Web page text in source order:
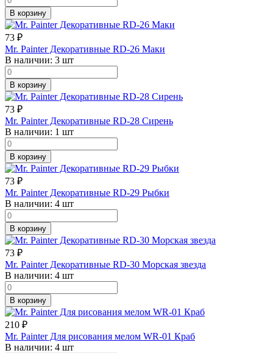
В корзину
73 ₽
Mr. Painter Декоративные RD-26 Маки
В наличии: 3 шт
В корзину
73 ₽
Mr. Painter Декоративные RD-28 Сирень
В наличии: 1 шт
В корзину
73 ₽
Mr. Painter Декоративные RD-29 Рыбки
В наличии: 4 шт
В корзину
73 ₽
Mr. Painter Декоративные RD-30 Морская звезда
В наличии: 4 шт
В корзину
210 ₽
Mr. Painter Для рисования мелом WR-01 Краб
В наличии: 4 шт